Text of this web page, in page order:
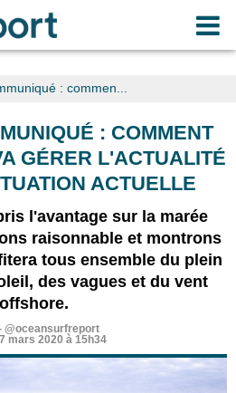
: commen...
: COMMENT
GÉRER L'ACTUALITÉ
ACTUELLE
l'avantage sur la marée
raisonnable et montrons
tous ensemble du plein
des vagues et du vent
offshore.
@oceansurfreport
mars 2020 à 15h34